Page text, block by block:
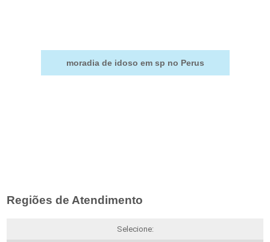
moradia de idoso em sp no Perus
Regiões de Atendimento
Selecione: